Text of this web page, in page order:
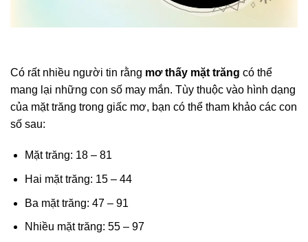
Có rất nhiều người tin rằng mơ thấy mặt trăng có thể
mang lại những con số may mắn. Tùy thuộc vào hình dạng
của mặt trăng trong giấc mơ, bạn có thể tham khảo các con
số sau:
Mặt trăng: 18 – 81
Hai mặt trăng: 15 – 44
Ba mặt trăng: 47 – 91
Nhiều mặt trăng: 55 – 97